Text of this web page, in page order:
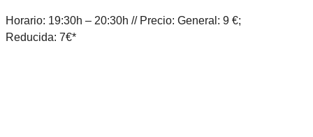
Horario: 19:30h – 20:30h // Precio: General: 9 €;
Reducida: 7€*